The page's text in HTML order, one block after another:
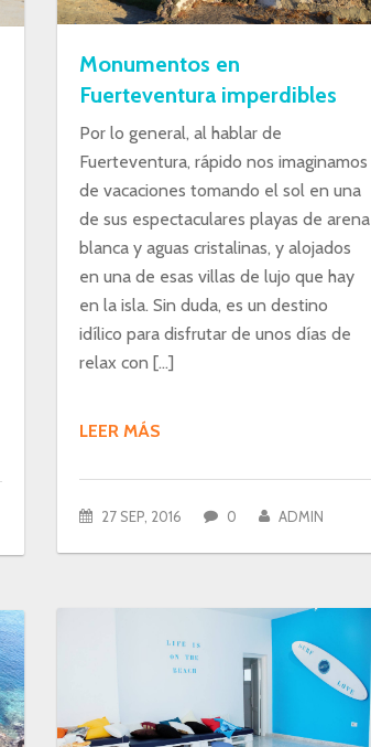
Monumentos en
Fuerteventura imperdibles
Por lo general, al hablar de
Fuerteventura, rápido nos imaginamos
de vacaciones tomando el sol en una
de sus espectaculares playas de arena
blanca y aguas cristalinas, y alojados
en una de esas villas de lujo que hay
en la isla. Sin duda, es un destino
idílico para disfrutar de unos días de
relax con […]
LEER MÁS
27 SEP, 2016 0 ADMIN